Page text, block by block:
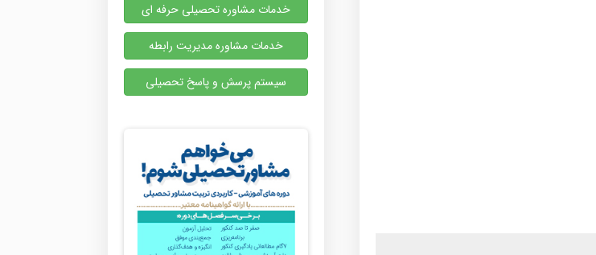
خدمات مشاوره تحصیلی حرفه ای
خدمات مشاوره مدیریت رابطه
سیستم پرسش و پاسخ تحصیلی